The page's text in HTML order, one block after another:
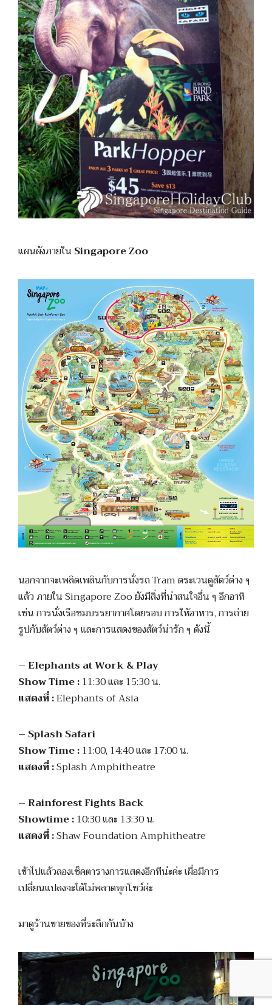
แผนผังภายใน Singapore Zoo
นอกจากจะเพลิดเพลินกับการนั่งรถ Tram ตระเวนดูสัตว์ต่าง ๆ
แล้ว ภายใน Singapore Zoo ยังมีสิ่งที่น่าสนใจอื่น ๆ อีกอาทิ
เช่น การนั่งเรือชมบรรยากาศโดยรอบ การให้อาหาร, การถ่าย
รูปกับสัตว์ต่าง ๆ และการแสดงของสัตว์น่ารัก ๆ ดังนี้
– Elephants at Work & Play
Show Time :11:30 และ 15:30 น.
แสดงที่ :Elephants of Asia
– Splash Safari
Show Time :11:00, 14:40 และ 17:00 น.
แสดงที่ :Splash Amphitheatre
– Rainforest Fights Back
Showtime :10:30 และ 13:30 น.
แสดงที่ :Shaw Foundation Amphitheatre
เข้าไปแล้วลองเช็คตารางการแสดงอีกทีน่ะค่ะ เผื่อมีการ
เปลี่ยนแปลงจะได้ไม่พลาดทุกโชว์ค่ะ
มาดูร้านขายของที่ระลึกกันบ้าง